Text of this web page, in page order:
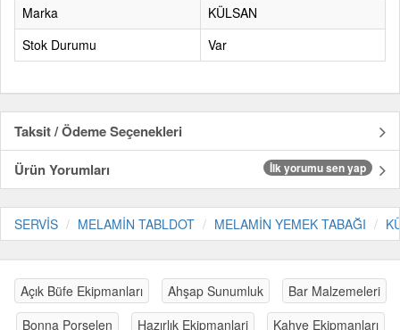
Marka
KÜLSAN
Stok Durumu
Var
Taksit / Ödeme Seçenekleri
Ürün Yorumları
İlk yorumu sen yap
SERVİS MELAMİN TABLDOT MELAMİN YEMEK TABAĞI
Açık Büfe Ekipmanları Ahşap Sunumluk
Bar Malzemeleri
Bonna Porselen
Hazırlık Ekipmanlari Kahve Ekipmanları